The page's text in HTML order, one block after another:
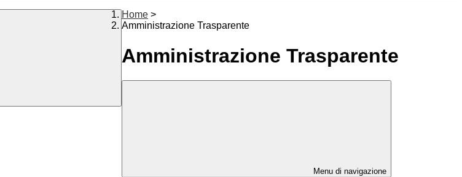
Home >
Amministrazione Trasparente
Amministrazione Trasparente
Menu di navigazione